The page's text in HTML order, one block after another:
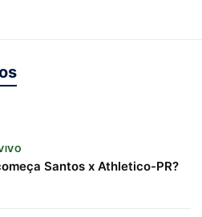
Santos x Athletico-PR?